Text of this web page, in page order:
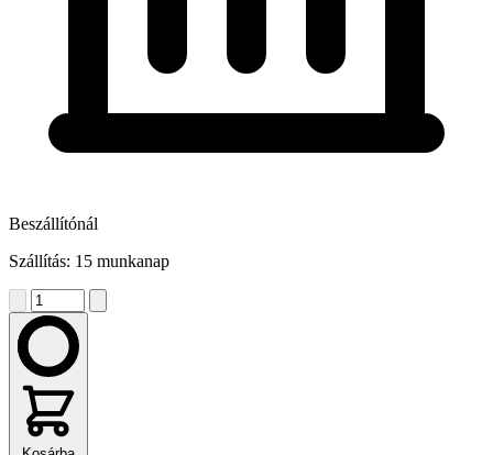
Beszállítónál
Szállítás: 15 munkanap